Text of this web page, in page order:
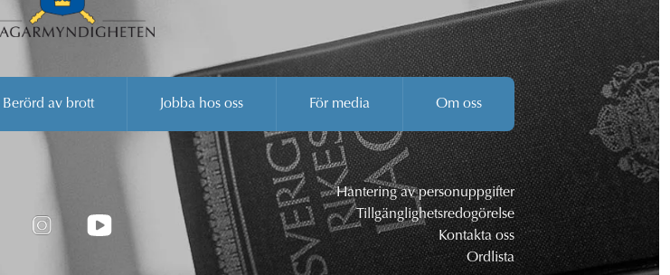
Berörd av brott Jobba hos oss För media Om oss
Hantering av personuppgifter
Tillgänglighetsredogörelse
Kontakta oss
Ordlista